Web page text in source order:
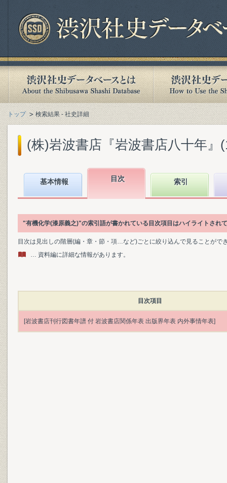
トップ 検索結果 - 社史詳細
(株)岩波書店『岩波書店八十年』
基本情報 目次 索引
"有機化学(漆原義之)"の索引語が書かれている目次項目はハイライトされ
目次は見出しの階層(編・章・節・項…など)ごとに絞り込んで見ることがで
… 資料編に詳細な情報があります。
目次項目
[岩波書店刊行図書年譜 付 岩波書店関係年表 出版界年表 内外事情年表]